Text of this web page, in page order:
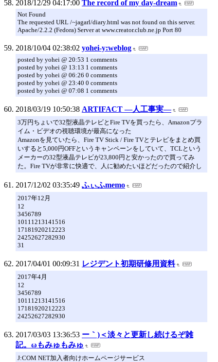
2018/12/29 04:17:00 The record of my day-dream
Not Found
The requested URL /~jagarl/diary.html was not found on this server.
Apache/2.2.2 (Fedora) Server at www.creator.club.ne.jp Port 80
2018/10/04 02:38:02 yohei-y:weblog
posted by yohei @ 20:53 1 comments
posted by yohei @ 13:13 1 comments
posted by yohei @ 06:26 0 comments
posted by yohei @ 23:40 0 comments
posted by yohei @ 07:08 1 comments
2018/03/19 10:50:38 ARTIFACT ―人工事実―
3万円ちょいで32型液晶テレビとFire TVを買ったら、Amazonプラ
イム・ビデオの視聴環境が最高になった
Amazonを見ていたら、Fire TV Stick / Fire TVとテレビをまとめ買
いすると5,000円OFFというキャンペーンをしていて、TCLという
メーカーの32型液晶テレビが23,800円と安かったので買ってみ
た。Fire TVが非常に快適で、人に勧めたいほどだったので紹介し
2017/12/02 03:35:49 ふぃふmemo
2017年12月
12
3456789
10111213141516
17181920212223
24252627282930
31
2017/04/01 00:09:31 レジデント初期研修用資料
2017年4月
12
3456789
10111213141516
17181920212223
24252627282930
2017/03/03 13:36:53 ー｀)＜淡々と更新し続けるぞ雑
記。ωもみゅもみゅ
J:COM NET加入者向けホームページサービス